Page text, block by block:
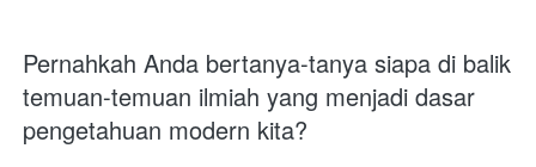
Pernahkah Anda bertanya-tanya siapa di balik
temuan-temuan ilmiah yang menjadi dasar
pengetahuan modern kita?